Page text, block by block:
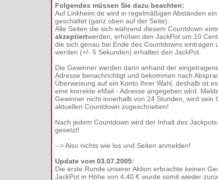
Folgendes müssen Sie dazu beachten:
Auf Linkheim.de wird in regelmäßigen Abständen
geschaltet (ganz oben auf der Seite).
Alle Seiten die sich während diesem Countdown
akzeptiertwerden, erhöhen den JackPot um 10
die sich genau bei Ende des Countdowns eintragen
werden (+/- 5 Sekunden) erhalten den JackPot.
Die Gewinner werden dann anhand der
Adresse benachrichtigt und bekommen nach
Überweisung auf ein Konto Ihrer Wahl, deshalb ist
eine korrekte eMail - Adresse angegeben wird.
Gewinner nicht innerhalb von 24 Stunden, wird sein
aktuellen Countdown zugeschrieben!
Nach jedem Countdown wird der Inhalt des
gesetzt!
--> Also nichts wie los und Seiten anmelden!
Update vom 03.07.2005:
Die erste Runde unserer Aktion erbrachte keinen
JackPot in Höhe von 4,40 € wurde somit wieder